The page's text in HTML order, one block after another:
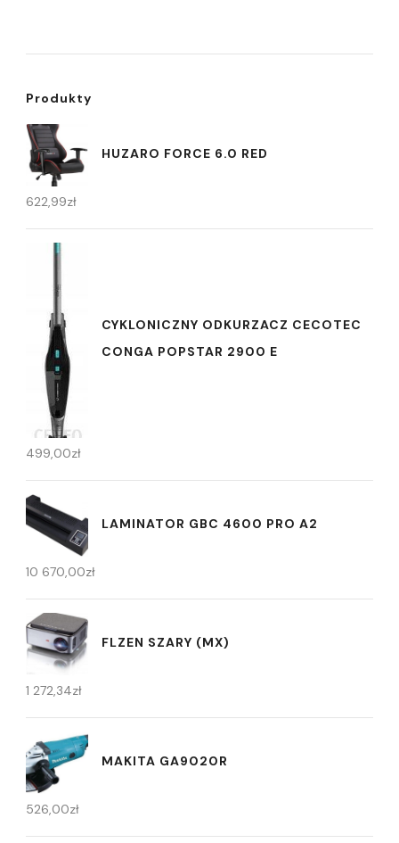
Produkty
HUZARO FORCE 6.0 RED
622,99zł
CYKLONICZNY ODKURZACZ CECOTEC
CONGA POPSTAR 2900 E
499,00zł
LAMINATOR GBC 4600 PRO A2
10 670,00zł
FLZEN SZARY (MX)
1 272,34zł
MAKITA GA9020R
526,00zł